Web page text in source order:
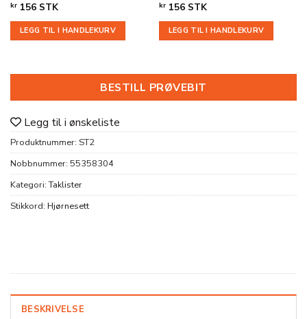
kr 156 STK
LEGG TIL I HANDLEKURV
kr156 STK
LEGG TIL I HANDLEKURV
BESTILL PRØVEBIT
Legg til i ønskeliste
Produktnummer: ST2
Nobbnummer: 55358304
Kategori:Taklister
Stikkord: Hjørnesett
BESKRIVELSE